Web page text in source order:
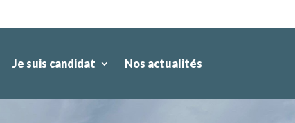
Je suis candidat Nos actualités